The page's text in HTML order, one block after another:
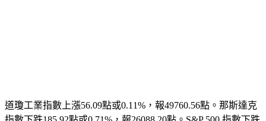
道瓊工業指數上漲56.09點或0.11%，報49760.56點。那斯達克